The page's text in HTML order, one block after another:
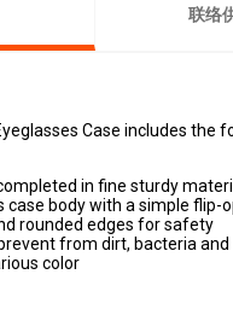
联络
Case includes the
in fine sturdy
case body with a simple flip-
rounded edges for safety
from dirt, bacteria and
color